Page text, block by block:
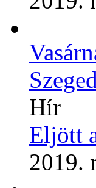
Hír
Eljött
2019.